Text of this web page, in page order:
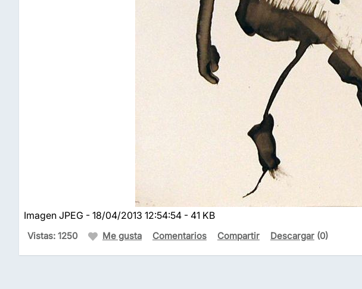
Imagen JPEG - 18/04/2013 12:54:54 - 41 KB
Vistas: 1250 Me gusta Comentarios Compartir Descargar (0)